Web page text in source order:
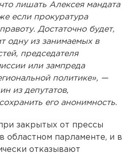
лишать Алексея мандата
если прокуратура
Достаточно будет,
одну из занимаемых в
председателя
или зампреда
политике», —
из депутатов,
его анонимность.
закрытых от прессы
областном парламенте, и в
отказывают